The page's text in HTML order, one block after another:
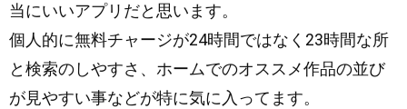
当にいいアプリだと思います。
個人的に無料チャージが24時間ではなく23時間な所
と検索のしやすさ、ホームでのオススメ作品の並び
が見やすい事などが特に気に入ってます。